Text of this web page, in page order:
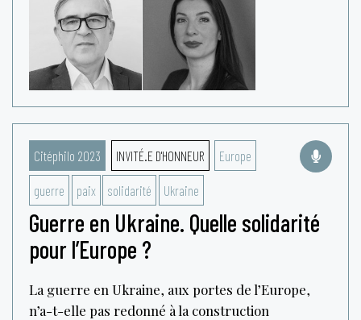
Citéphilo 2023 INVITÉ.E D'HONNEUR Europe
guerre paix solidarité Ukraine
Guerre en Ukraine. Quelle solidarité
pour l’Europe ?
La guerre en Ukraine, aux portes de l’Europe,
n’a-t-elle pas redonné à la construction